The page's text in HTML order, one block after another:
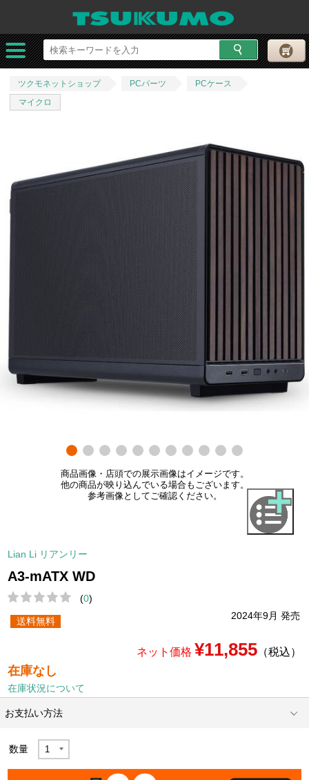
ツクモネットショップ PCパーツ
PCケース
マイクロ
商品画像・店頭での展示画像はイメージです。
他の商品が映り込んでいる場合もございます。
参考画像としてご確認ください。
Lian Li リアンリー
A3-mATX WD
(0)
2024年9月 発売
送料無料
ネット価格 ¥11,855（税込）
在庫なし
在庫状況について
お支払い方法
数量